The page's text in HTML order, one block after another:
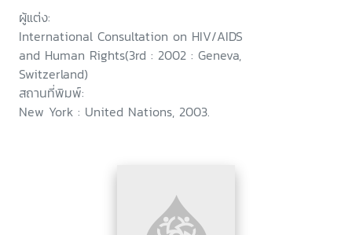
ผู้แต่ง:
International Consultation on HIV/AIDS
and Human Rights(3rd : 2002 : Geneva,
Switzerland)
สถานที่พิมพ์:
New York : United Nations, 2003.